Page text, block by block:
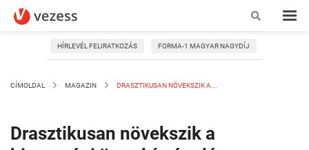
HÍRLEVÉL FELIRATKOZÁS FORMA-1 MAGYAR NAGYDÍJ
CÍMOLDAL MAGAZIN DRASZTIKUSAN NÖVEKSZIK A...
Drasztikusan növekszik a